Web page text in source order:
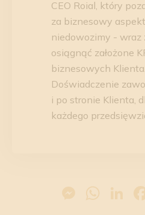
CEO Roial, który
za biznesowy
niedowozimy - wraz
osiągnąć założone
biznesowych
Doświadczenie
i po stronie Klienta,
każdego